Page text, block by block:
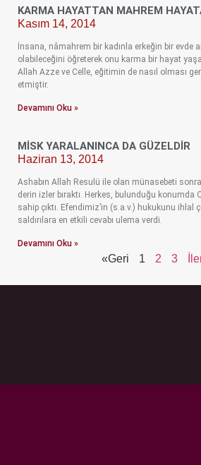
KARMA HAYATTAN MAHREM
Kasım 14, 2014
İnsana, nâmahrem bir kadınla erkeğin bir evde
olabileceğini öğreterek onu karma bir hayat
Allah Azze ve Celle, eğitimin de nasıl olması
etmiştir.
Devamını Oku »
MISK YARALANINCA DA GÜZELDIR
Haziran 13, 2014
Ashabın Allah Resulü ile olan münasebeti
derin izler bıraktı. Herkes, bulunduğu konumda
sahip çıktı. Efendimiz’in (s.a.v.) hukukunu ihlal
saldırılara en etkili cevabı ulema verdi.
Devamını Oku »
«Geri 1 2 3